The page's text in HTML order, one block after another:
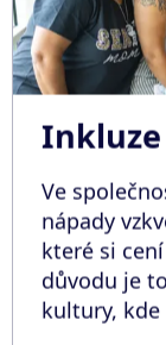
Ve
nápady
které si
důvodu je
kultury, kde